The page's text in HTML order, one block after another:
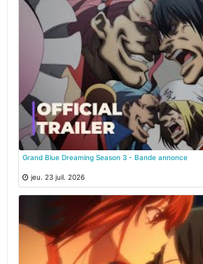
Grand Blue Dreaming Season 3 - Bande annonce
jeu. 23 juil. 2026